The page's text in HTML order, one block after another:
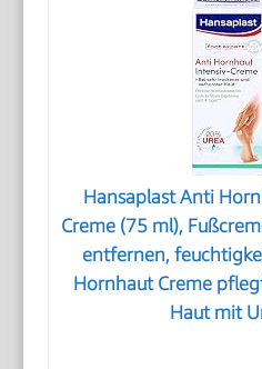
Hansaplast Anti
Creme (75 ml),
entfernen,
Hornhaut Creme
Haut mit